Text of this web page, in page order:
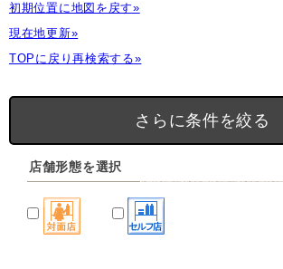
初期位置に地図を戻す»
現在地更新»
TOPに戻り再検索する»
さらに条件を絞る
店舗形態を選択